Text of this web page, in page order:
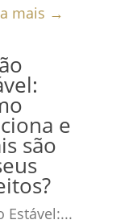
mais →
e
são
Estável:...